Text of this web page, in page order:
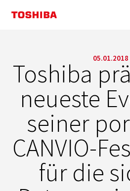
05.01.2018
Toshiba
neueste
seiner
CANVIO-
für die